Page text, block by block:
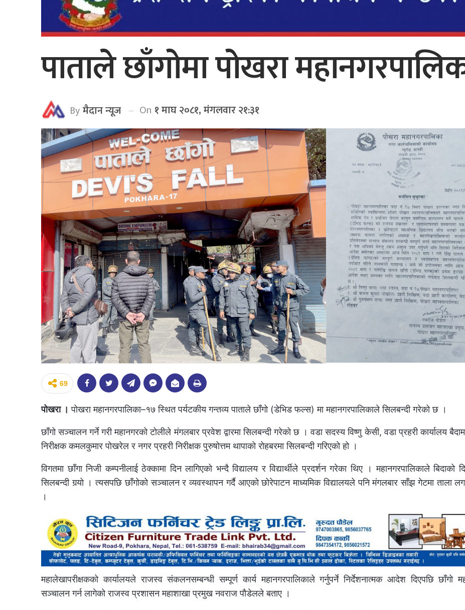
पाताले छाँगोमा पोखरा
Byमैदान न्यूज On १ माघ २०८१, मंगलवार २१:३१
69
पोखरा । पोखरा महानगरपालिका–१७ स्थित पर्यटकीय गन्तव्य पाताले छाँगो (डेभिड फल्स) मा महानगरपालिकाले सिलबन्दी गरेको छ ।
छाँगो सञ्चालन गर्ने गरी महानगरको टोलीले मंगलबार प्रवेश द्वारमा सिलबन्दी गरेको छ । वडा सदस्य विष्णु केसी, वडा प्रहरी कार्यालय
निरीक्षक कमलकुमार पोखरेल र नगर प्रहरी निरीक्षक पुरुषोत्तम थापाको रोहबरमा सिलबन्दी गरिएको हो ।
विगतमा छाँगा निजी कम्पनीलाई ठेक्कामा दिन लागिएको भन्दै विद्यालय र विद्यार्थीले प्रदर्शन गरेका थिए । महानगरपालिकाले बिदाको
सिलबन्दी गर्‍यो । त्यसपछि छाँगोको सञ्चालन र व्यवस्थापन गर्दै आएको छोरेपाटन माध्यमिक विद्यालयले पनि मंगलबार साँझ गेटमा ताला
।
महालेखापरीक्षकको कार्यालयले राजस्व संकलनसम्बन्धी सम्पूर्ण कार्य महानगरपालिकाले गर्नुपर्ने निर्देशनात्मक आदेश दिएपछि छाँगो
सञ्चालन गर्न लागेको राजस्व प्रशासन महाशाखा प्रमुख नवराज पौडेलले बताए ।